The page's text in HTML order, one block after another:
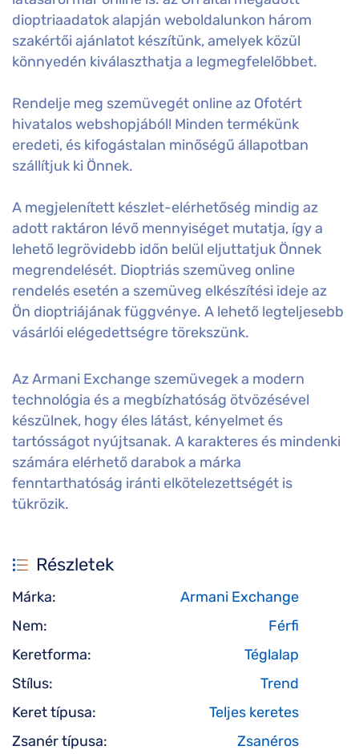
dioptriaadatok alapján weboldalunkon három
szakértői ajánlatot készítünk, amelyek közül
könnyedén kiválaszthatja a legmegfelelőbbet.
Rendelje meg szemüvegét online az Ofotért
hivatalos webshopjából! Minden termékünk
eredeti, és kifogástalan minőségű állapotban
szállítjuk ki Önnek.
A megjelenített készlet-elérhetőség mindig az
adott raktáron lévő mennyiséget mutatja, így a
lehető legrövidebb időn belül eljuttatjuk Önnek
megrendelését. Dioptriás szemüveg online
rendelés esetén a szemüveg elkészítési ideje az
Ön dioptriájának függvénye. A lehető legteljesebb
vásárlói elégedettségre törekszünk.
Az Armani Exchange szemüvegek a modern
technológia és a megbízhatóság ötvözésével
készülnek, hogy éles látást, kényelmet és
tartósságot nyújtsanak. A karakteres és mindenki
számára elérhető darabok a márka
fenntarthatóság iránti elkötelezettségét is
tükrözik.
Részletek
Márka:
Armani Exchange
Nem:
Férfi
Keretforma:
Téglalap
Stílus:
Trend
Keret típusa:
Teljes keretes
Zsanér típusa:
Zsanéros